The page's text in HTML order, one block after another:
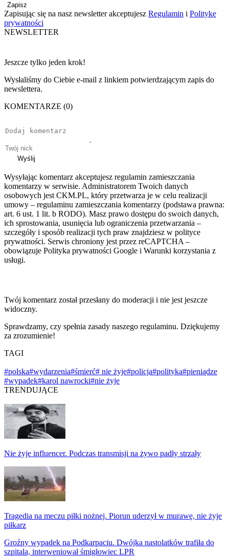
Zapisz
Zapisując się na nasz newsletter akceptujesz Regulamin i Politykę
prywatności
NEWSLETTER
Jeszcze tylko jeden krok!
Wysłaliśmy do Ciebie e-mail z linkiem potwierdzającym zapis do
newslettera.
KOMENTARZE (0)
Wyślij
Wysyłając komentarz akceptujesz regulamin zamieszczania
komentarzy w serwisie. Administratorem Twoich danych
osobowych jest CKM.PL, który przetwarza je w celu realizacji
umowy – regulaminu zamieszczania komentarzy (podstawa prawna:
art. 6 ust. 1 lit. b RODO). Masz prawo dostępu do swoich danych,
ich sprostowania, usunięcia lub ograniczenia przetwarzania –
szczegóły i sposób realizacji tych praw znajdziesz w polityce
prywatności. Serwis chroniony jest przez reCAPTCHA –
obowiązuje Polityka prywatności Google i Warunki korzystania z
usługi.
Twój komentarz został przesłany do moderacji i nie jest jeszcze
widoczny.
Sprawdzamy, czy spełnia zasady naszego regulaminu. Dziękujemy
za zrozumienie!
TAGI
#polska#wydarzenia#śmierć# nie żyje#policja#polityka#pieniądze
#wypadek#karol nawrocki#nie żyje
TRENDUJĄCE
Nie żyje influencer. Podczas transmisji na żywo padły strzały
Tragedia na meczu piłki nożnej. Piorun uderzył w murawę, nie żyje
piłkarz
Groźny wypadek na Podkarpaciu. Dwójka nastolatków trafiła do
szpitala, interweniował śmigłowiec LPR